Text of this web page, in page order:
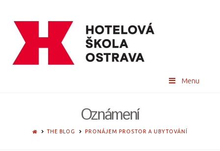
Menu
Oznámení
HOMETHE BLOG PRONÁJEM PROSTOR A UBYTOVÁNÍ